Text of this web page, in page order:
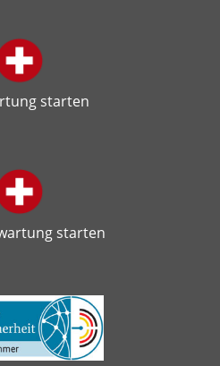
starten
starten